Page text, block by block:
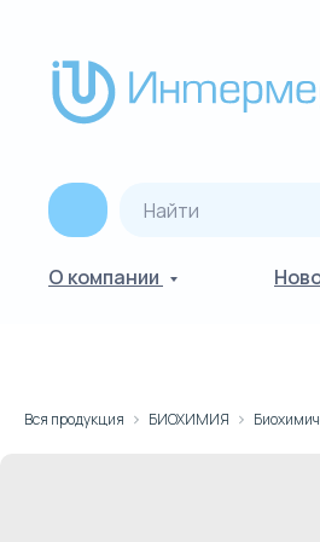
О компании
Вся продукция БИОХИМИЯ